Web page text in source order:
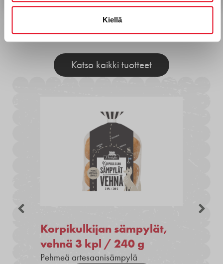
Kiellä
Muita tuotteita
Katso kaikki tuotteet
Korpikulkijan sämpylät,
vehnä 3 kpl / 240 g
Pehmeä artesaanisämpylä